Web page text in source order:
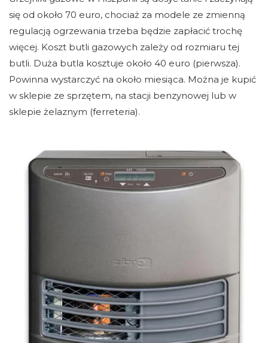
się od około 70 euro, chociaż za modele ze zmienną
regulacją ogrzewania trzeba będzie zapłacić trochę
więcej. Koszt butli gazowych zależy od rozmiaru tej
butli. Duża butla kosztuje około 40 euro (pierwsza).
Powinna wystarczyć na około miesiąca. Można je kupić
w sklepie ze sprzętem, na stacji benzynowej lub w
sklepie żelaznym (ferreteria).